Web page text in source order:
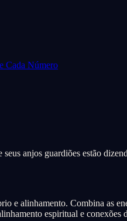
Cada Número
anjos guardiões estão
e alinhamento. Combina as
espiritual e conexões